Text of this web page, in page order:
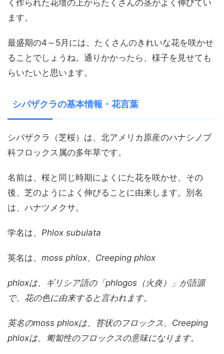
く作られた花壇の上からたくさんの茎がよく伸びてい
ます。
最盛期の4～5月には、たくさんのきれいな花を咲かせ
ることでしょうね。通りかかったら、様子を見せても
らいたいと思います。
シバザクラの基本情報・花言葉
シバザクラ（芝桜）は、北アメリカ原産のハナシノブ
科フロックス属の多年草です。
名前は、桜と同じ時期によくにた花を咲かせ、その
後、芝のようによく伸びることに由来します。別名
は、ハナツメクサ。
学名は、 Phlox subulata
英名は、 moss phlox、Creeping phlox
phloxは、ギリシア語の「phlogos（火炎）」が語源
で、花の色に由来すると言われます。
英名のmoss phloxは、苔状のフロックス、Creeping
phloxは、匍匐性のフロックスの意味になります。